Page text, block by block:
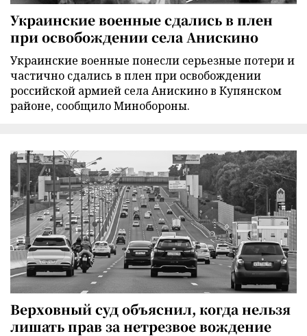
Украинские военные сдались в плен
при освобождении села Анискино
Украинские военные понесли серьезные потери и
частично сдались в плен при освобождении
российской армией села Анискино в Купянском
районе, сообщило Минобороны.
Верховный суд объяснил, когда нельзя
лишать прав за нетрезвое вождение